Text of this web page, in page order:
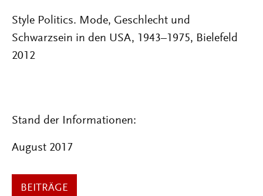
Style Politics. Mode, Geschlecht und
Schwarzsein in den USA, 1943–1975, Bielefeld
2012
Stand der Informationen:
August 2017
BEITRÄGE